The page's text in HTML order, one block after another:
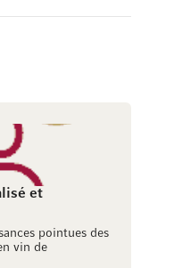
et
pointues des
vin de